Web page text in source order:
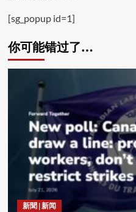
[sg_popup id=1]
你可能错过了…
新聞 | 新闻